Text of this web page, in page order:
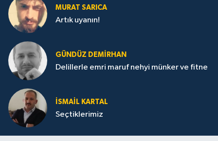
MURAT SARICA
Artık uyanın!
GÜNDÜZ DEMIRHAN
Delillerle emri maruf nehyi münker ve fitne
İSMAIL KARTAL
Seçtiklerimiz